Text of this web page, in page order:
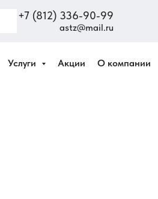
+7 (812) 336-90-99
astz@mail.ru
Услуги Акции О компании